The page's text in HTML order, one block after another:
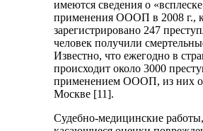
имеются сведения о
применения ОООП в 2008 г.,
зарегистрировано 247
человек получили
Известно, что ежегодно в
происходит около 3000
применением ОООП, из них
Москве [11].
Судебно-медицинские работы,